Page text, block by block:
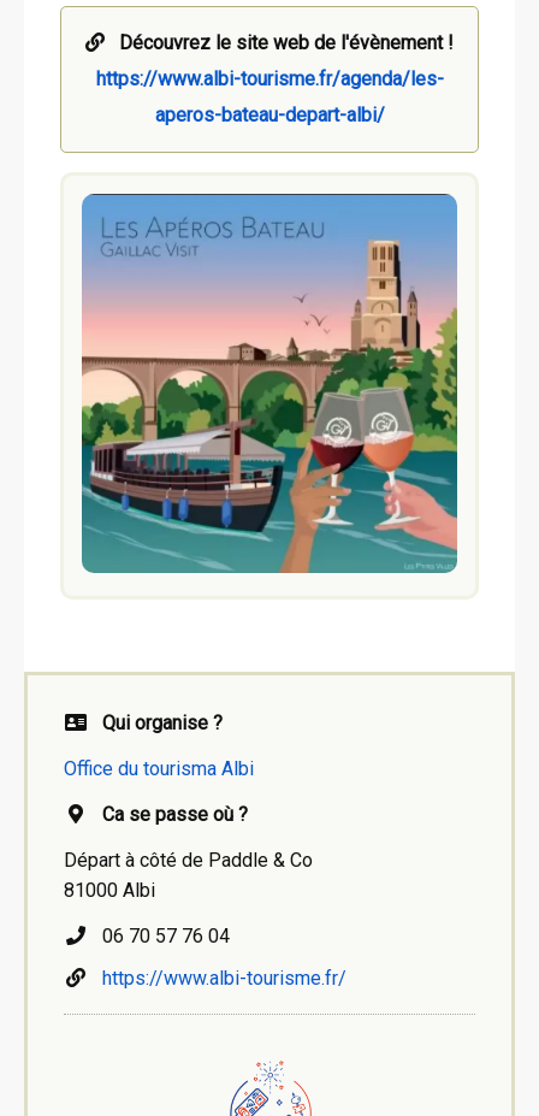
Découvrez le site web de l'évènement !
https://www.albi-tourisme.fr/agenda/les-
aperos-bateau-depart-albi/
Qui organise ?
Office du tourisma Albi
Ca se passe où ?
Départ à côté de Paddle & Co
81000 Albi
06 70 57 76 04
https://www.albi-tourisme.fr/